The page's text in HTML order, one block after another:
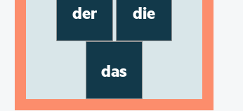
der die
das